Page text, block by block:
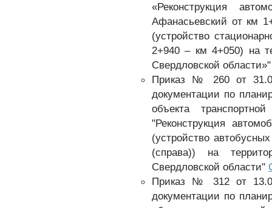
«Реконструкция
Афанасьевский от км
(устройство
2+940 – км 4+050) на
Свердловской
Приказ № 260 от
документации по
объекта
"Реконструкция
(устройство
(справа)) на
Свердловской области"
Приказ № 312 от
документации по